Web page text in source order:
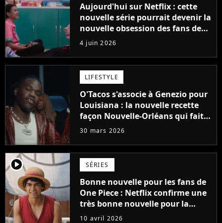
Aujourd'hui sur Netflix : cette
nouvelle série pourrait devenir la
nouvelle obsession des fans de
BTS, Blackpink et Stray Kids
4 juin 2026
LIFESTYLE
O'Tacos s'associe à Genezio pour
Louisiana : la nouvelle recette
façon Nouvelle-Orléans qui fait
saliver
30 mars 2026
player2 SÉRIES
Bonne nouvelle pour les fans de
One Piece : Netflix confirme une
très bonne nouvelle pour la
saison 3
10 avril 2026